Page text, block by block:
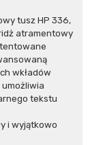
tusz HP 336,
atramentowy
wkładów
umożliwia
tekstu
i wyjątkowo